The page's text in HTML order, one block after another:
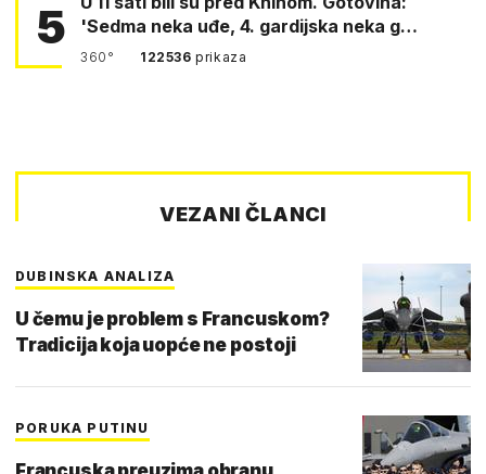
5
'Sedma neka uđe, 4. gardijska neka g…
360° 122536prikaza
VEZANI ČLANCI
DUBINSKA ANALIZA
U čemu je problem s Francuskom?
Tradicija koja uopće ne postoji
PORUKA PUTINU